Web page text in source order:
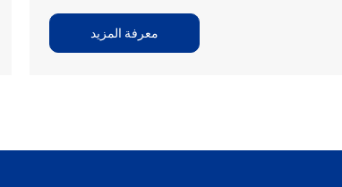
معرفة المزيد